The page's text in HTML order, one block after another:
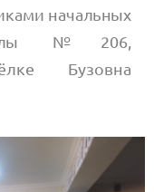
начальных
№206,
Бузовна